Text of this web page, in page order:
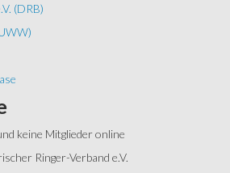
(DRB)
keine Mitglieder online
Ringer-Verband e.V.